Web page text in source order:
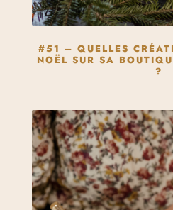
#51 – QUELLES
NOËL SUR SA
?